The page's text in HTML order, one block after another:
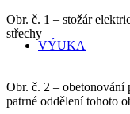
VÝUKA
Obr. č. 1 – stožár
střechy
Obr. č. 2 – obetonování
patrné oddělení tohoto